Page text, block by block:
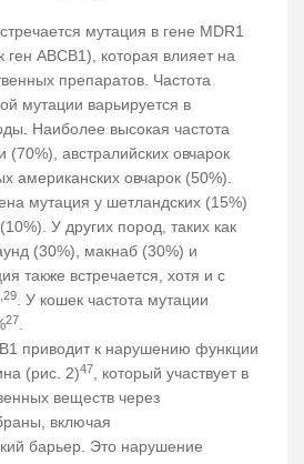
мутация в гене MDR1
ген ABCB1), которая влияет на
препаратов. Частота
мутации варьируется в
Наиболее высокая частота
(70%), австралийских овчарок
американских овчарок (50%).
мутация у шетландских (15%)
У других пород, таких как
(30%), макнаб (30%) и
также встречается, хотя и с
. У кошек частота мутации
27
приводит к нарушению функции
(рис. 2)47
, который участвует в
веществ через
включая
барьер. Это нарушение